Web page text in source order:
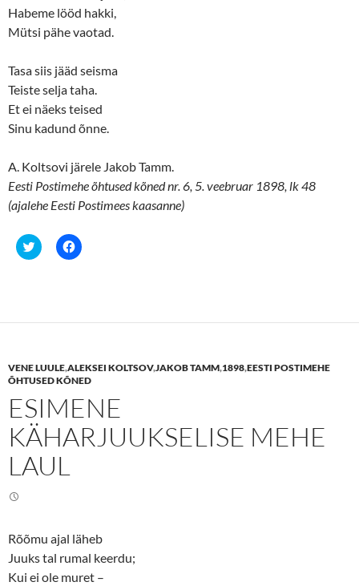
Habeme lööd hakki,
Mütsi pähe vaotad.
Tasa siis jääd seisma
Teiste selja taha.
Et ei näeks teised
Sinu kadund õnne.
A. Koltsovi järele Jakob Tamm.
Eesti Postimehe õhtused kõned nr. 6, 5. veebruar 1898, lk 48
(ajalehe Eesti Postimees kaasanne)
C
l
h
o
n
w
i
t
t
e
O
n
n
e
w
w
C
l
h
o
n
a
c
e
o
i
n
n
e
w
VENE LUULE,ALEKSEI KOLTSOV,JAKOB TAMM,1898,EESTI POSTIMEHE
ÕHTUSED KÕNED
ESIMENE
KÄHARJUUKSELISE MEHE
LAUL
Rõõmu ajal läheb
Juuks tal rumal keerdu;
Kui ei ole muret –